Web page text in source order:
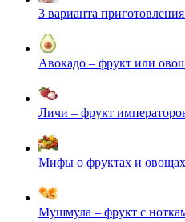
3 варианта
Авокадо – фрукт или
Личи – фрукт
Мифы о фруктах и овощах
Мушмула – фрукт с